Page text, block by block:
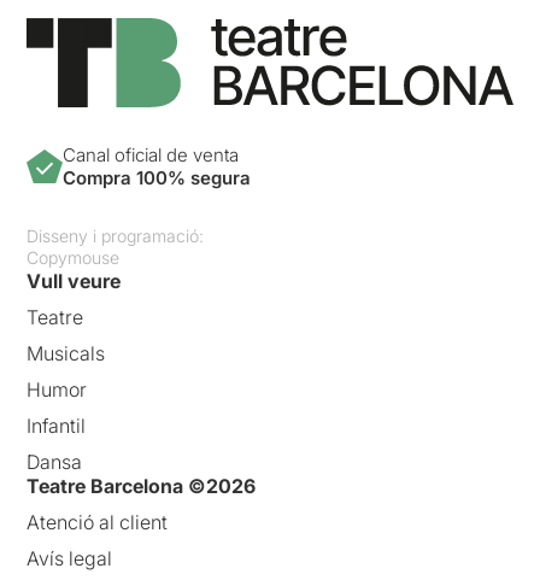
Canal oficial de venta
Compra 100% segura
Disseny i programació:
Copymouse
Vull veure
Teatre
Musicals
Humor
Infantil
Dansa
Teatre Barcelona ©2026
Atenció al client
Avís legal